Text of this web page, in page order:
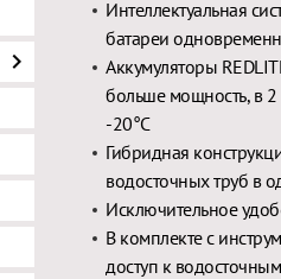
Интеллектуальная
батареи
Аккумуляторы
больше мощность, в 2
-20°C
Гибридная
водосточных труб в
Исключительное
В комплекте с
доступ к